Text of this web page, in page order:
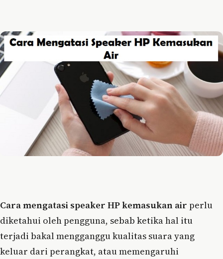
Cara mengatasi speaker HP kemasukan air perlu
diketahui oleh pengguna, sebab ketika hal itu
terjadi bakal mengganggu kualitas suara yang
keluar dari perangkat, atau memengaruhi